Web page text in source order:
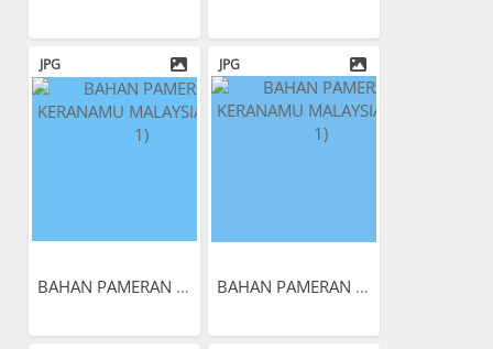
JPG
BAHAN PAMERAN KERANAMU...
JPG
BAHAN PAMERAN KERANAMU...